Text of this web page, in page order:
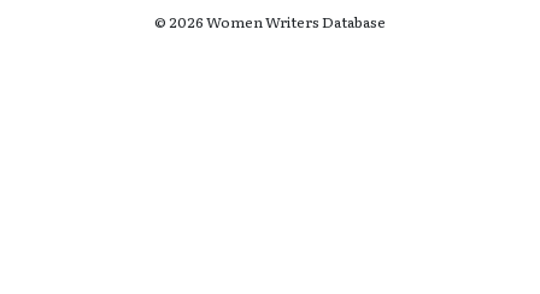
© 2026 Women Writers Database